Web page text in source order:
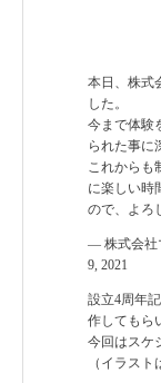
本日、株式
した。
今まで体験
られた事に
これからも
に楽しい時
ので、よろ
— 株式会社
9, 2021
設立4周年
作してもら
今回はスケ
（イラス